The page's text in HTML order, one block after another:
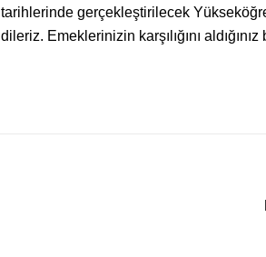
tarihlerinde gerçekleştirilecek
dileriz. Emeklerinizin karşılığını